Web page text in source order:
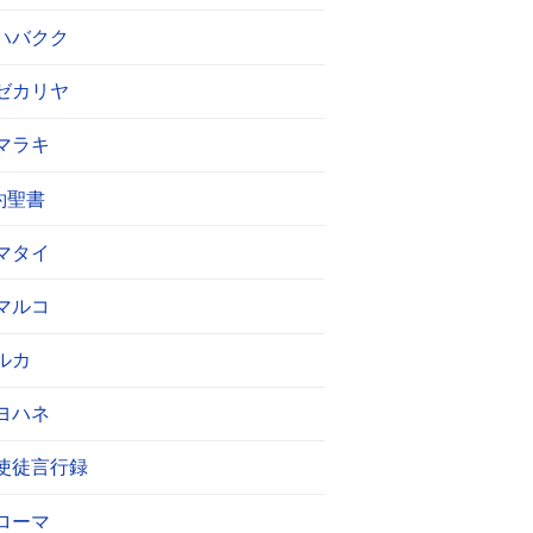
バクク
カリヤ
ラキ
聖書
タイ
ルコ
カ
ハネ
徒言行録
ーマ